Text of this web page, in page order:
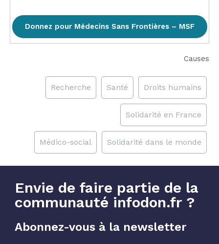
Donnez pour Médecins Sans Frontières – MSF
Causes
Droits humains
Santé
Recherche
Solidarité en France
Solidarité dans le monde
Médico-social
Envie de faire partie de la
communauté infodon.fr ?
Abonnez-vous à la newsletter